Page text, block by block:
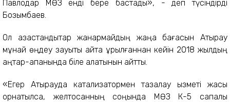
Павлодар МӨЗ енді бере бастады», - деп түсіндірді
Бозымбаев.
Ол қазақстандықтар жанармайдың жаңа бағасын Атырау
мұнай өңдеу зауыты қайта құрылғаннан кейін 2018 жылдың
қаңтар-ақпанында біле алатынын айтты.
«Егер Атырауда катализатормен тазалау қызметі жақсы
орнатылса, желтоқсанның соңында МӨЗ К-5 сапалы